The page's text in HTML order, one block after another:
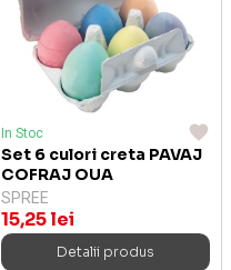
In Stoc
Set 6 culori creta PAVAJ
COFRAJ OUA
SPREE
15,25 lei
Detalii produs